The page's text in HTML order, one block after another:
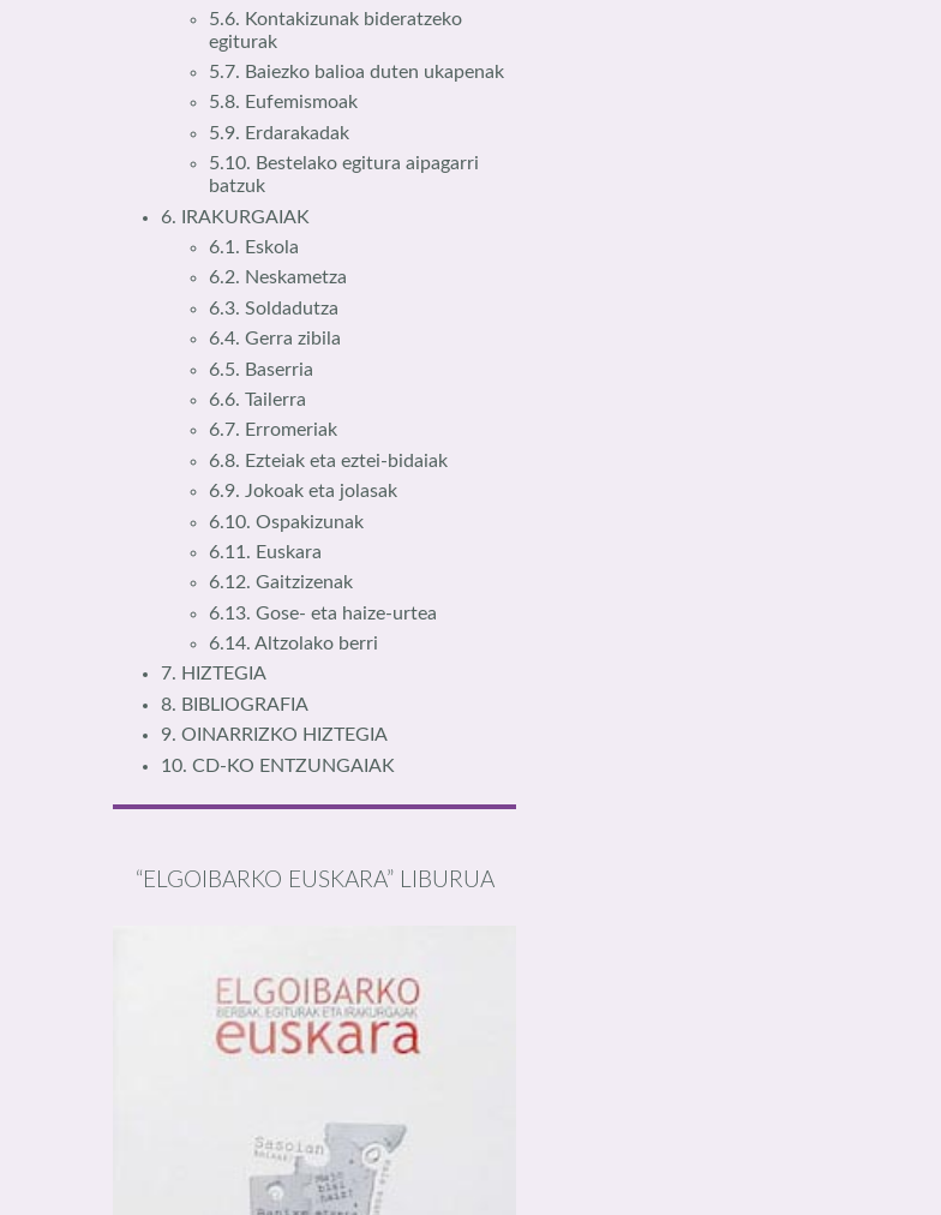
5.6. Kontakizunak bideratzeko
egiturak
5.7. Baiezko balioa duten ukapenak
5.8. Eufemismoak
5.9. Erdarakadak
5.10. Bestelako egitura aipagarri
batzuk
6. IRAKURGAIAK
6.1. Eskola
6.2. Neskametza
6.3. Soldadutza
6.4. Gerra zibila
6.5. Baserria
6.6. Tailerra
6.7. Erromeriak
6.8. Ezteiak eta eztei-bidaiak
6.9. Jokoak eta jolasak
6.10. Ospakizunak
6.11. Euskara
6.12. Gaitzizenak
6.13. Gose- eta haize-urtea
6.14. Altzolako berri
7. HIZTEGIA
8. BIBLIOGRAFIA
9. OINARRIZKO HIZTEGIA
10. CD-KO ENTZUNGAIAK
“ELGOIBARKO EUSKARA” LIBURUA